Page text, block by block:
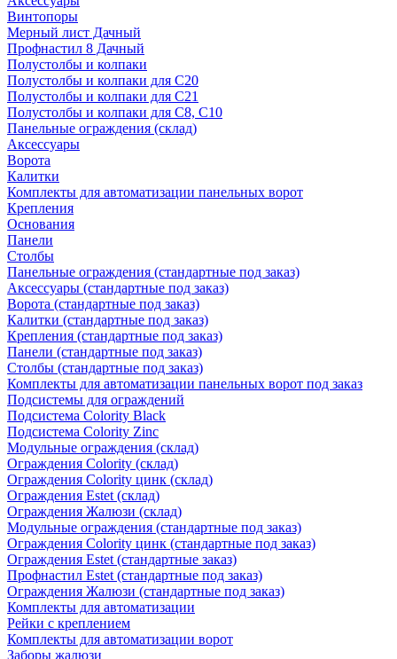
Винтопоры
Мерный лист Дачный
Профнастил 8 Дачный
Полустолбы и колпаки
Полустолбы и колпаки для С20
Полустолбы и колпаки для С21
Полустолбы и колпаки для С8, С10
Панельные ограждения (склад)
Аксессуары
Ворота
Калитки
Комплекты для автоматизации панельных ворот
Крепления
Основания
Панели
Столбы
Панельные ограждения (стандартные под заказ)
Аксессуары (стандартные под заказ)
Ворота (стандартные под заказ)
Калитки (стандартные под заказ)
Крепления (стандартные под заказ)
Панели (стандартные под заказ)
Столбы (стандартные под заказ)
Комплекты для автоматизации панельных ворот под заказ
Подсистемы для ограждений
Подсистема Colority Black
Подсистема Colority Zinc
Модульные ограждения (склад)
Ограждения Colority (склад)
Ограждения Colority цинк (склад)
Ограждения Estet (склад)
Ограждения Жалюзи (склад)
Модульные ограждения (стандартные под заказ)
Ограждения Colority цинк (стандартные под заказ)
Ограждения Estet (стандартные заказ)
Профнастил Estet (стандартные под заказ)
Ограждения Жалюзи (стандартные под заказ)
Комплекты для автоматизации
Рейки с креплением
Комплекты для автоматизации ворот
Заборы жалюзи